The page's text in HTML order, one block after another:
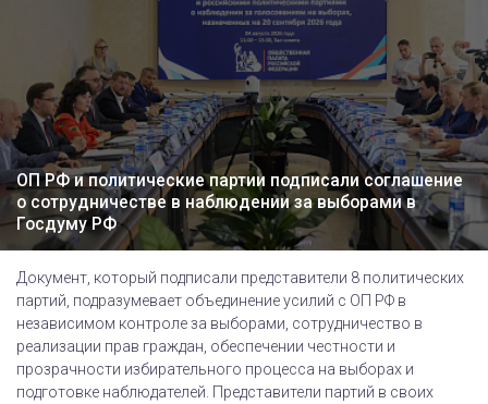
ОП РФ и политические партии подписали соглашение
о сотрудничестве в наблюдении за выборами в
Госдуму РФ
Документ, который подписали представители 8 политических
партий, подразумевает объединение усилий с ОП РФ в
независимом контроле за выборами, сотрудничество в
реализации прав граждан, обеспечении честности и
прозрачности избирательного процесса на выборах и
подготовке наблюдателей. Представители партий в своих